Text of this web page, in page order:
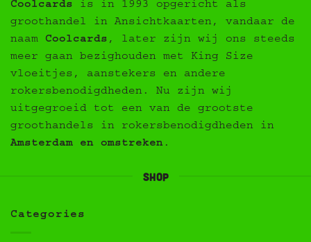
Coolcards is in 1993 opgericht als
groothandel in Ansichtkaarten, vandaar de
naam Coolcards , later zijn wij ons steeds
meer gaan bezighouden met King Size
vloeitjes, aanstekers en andere
rokersbenodigdheden. Nu zijn wij
uitgegroeid tot een van de grootste
groothandels in rokersbenodigdheden in
Amsterdam en omstreken .
Shop
Categories